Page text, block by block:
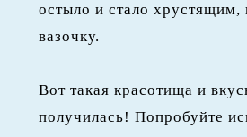
остыло и стало хрустящим,
вазочку.
Вот такая красотища и
получилась! Попробуйте